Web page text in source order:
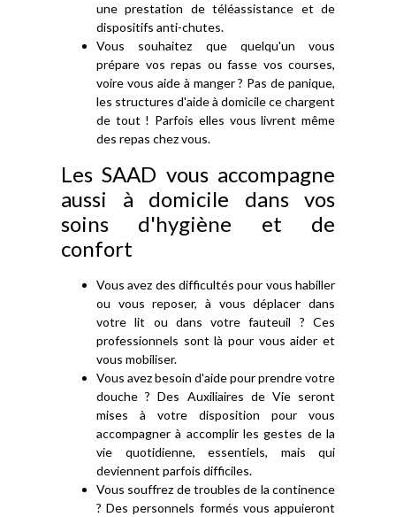
une prestation de téléassistance et de
dispositifs anti-chutes.
Vous souhaitez que quelqu'un vous
prépare vos repas ou fasse vos courses,
voire vous aide à manger ? Pas de panique,
les structures d'aide à domicile ce chargent
de tout ! Parfois elles vous livrent même
des repas chez vous.
Les SAAD vous accompagne
aussi à domicile dans vos
soins d'hygiène et de
confort
Vous avez des difficultés pour vous habiller
ou vous reposer, à vous déplacer dans
votre lit ou dans votre fauteuil ? Ces
professionnels sont là pour vous aider et
vous mobiliser.
Vous avez besoin d'aide pour prendre votre
douche ? Des Auxiliaires de Vie seront
mises à votre disposition pour vous
accompagner à accomplir les gestes de la
vie quotidienne, essentiels, mais qui
deviennent parfois difficiles.
Vous souffrez de troubles de la continence
? Des personnels formés vous appuieront